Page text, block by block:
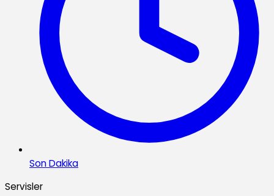
Son Dakika
Servisler